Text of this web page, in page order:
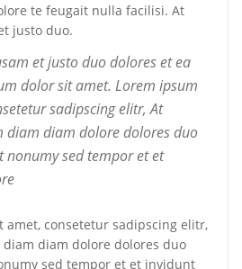
te feugait nulla facilisi. At
justo duo.
et justo duo dolores et ea
dolor sit amet. Lorem ipsum
sadipscing elitr, At
diam diam dolore dolores duo
nonumy sed tempor et et
amet, consetetur sadipscing elitr,
diam dolore dolores duo
sed tempor et et invidunt